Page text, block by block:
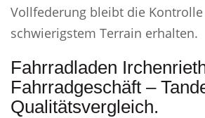
Vollfederung bleibt die
schwierigstem Terrain erhalten.
Fahrradladen
Fahrradgeschäft –
Qualitätsvergleich.